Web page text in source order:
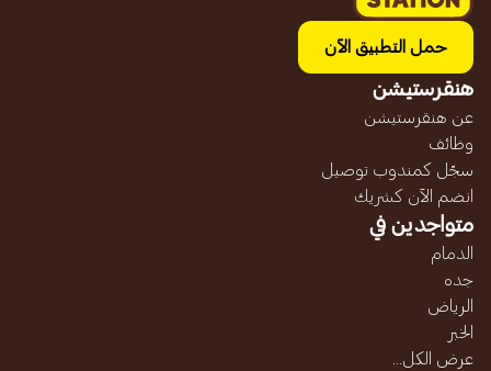
حمل التطبيق الآن
هنقرستيشن
عن هنقرستيشن
وظائف
سجّل كمندوب توصيل
انضم الآن كشريك
متواجدين في
الدمام
جده
الرياض
الخبر
عرض الكل...